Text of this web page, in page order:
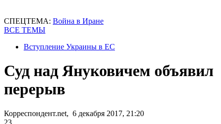
СПЕЦТЕМА: Война в Иране
ВСЕ ТЕМЫ
Вступление Украины в ЕС
Суд над Януковичем объявил
перерыв
Корреспондент.net, 6 декабря 2017, 21:20
23